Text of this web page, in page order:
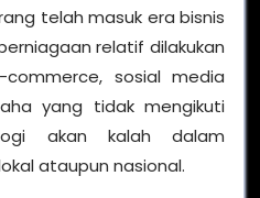
telah masuk era bisnis
relatif dilakukan
sosial media
yang tidak mengikuti
akan kalah dalam
ataupun nasional.